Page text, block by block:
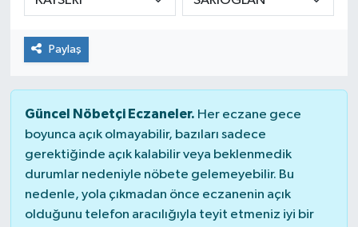
Paylaş
Güncel Nöbetçi Eczaneler. Her eczane gece
boyunca açık olmayabilir, bazıları sadece
gerektiğinde açık kalabilir veya beklenmedik
durumlar nedeniyle nöbete gelemeyebilir. Bu
nedenle, yola çıkmadan önce eczanenin açık
olduğunu telefon aracılığıyla teyit etmeniz iyi bir